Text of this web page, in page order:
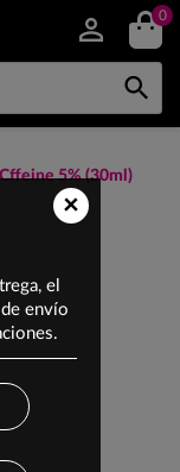
0

5% (30ml)
×
el
envío